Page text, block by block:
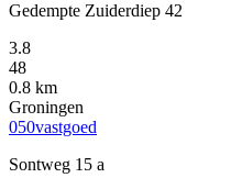
Gedempte Zuiderdiep 42
3.8
48
0.8 km
Groningen
050vastgoed
Sontweg 15 a